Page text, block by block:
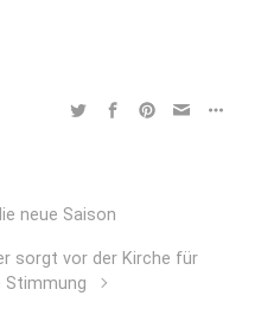
neue Saison
sorgt vor der Kirche für
Stimmung